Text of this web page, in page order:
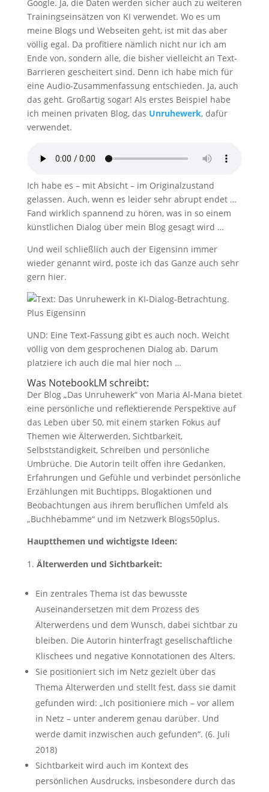
Google. Ja, die Daten werden sicher auch zu weiteren
Trainingseinsätzen von KI verwendet. Wo es um
meine Blogs und Webseiten geht, ist mit das aber
völlig egal. Da profitiere nämlich nicht nur ich am
Ende von, sondern alle, die bisher vielleicht an Text-
Barrieren gescheitert sind. Denn ich habe mich für
eine Audio-Zusammenfassung entschieden. Ja, auch
das geht. Großartig sogar! Als erstes Beispiel habe
ich meinen privaten Blog, das Unruhewerk, dafür
verwendet.
Ich habe es – mit Absicht – im Originalzustand
gelassen. Auch, wenn es leider sehr abrupt endet …
Fand wirklich spannend zu hören, was in so einem
künstlichen Dialog über mein Blog gesagt wird …
Und weil schließlich auch der Eigensinn immer
wieder genannt wird, poste ich das Ganze auch sehr
gern hier.
UND: Eine Text-Fassung gibt es auch noch. Weicht
völlig von dem gesprochenen Dialog ab. Darum
platziere ich auch die mal hier noch …
Was NotebookLM schreibt:
Der Blog „Das Unruhewerk“ von Maria Al-Mana bietet
eine persönliche und reflektierende Perspektive auf
das Leben über 50, mit einem starken Fokus auf
Themen wie Älterwerden, Sichtbarkeit,
Selbstständigkeit, Schreiben und persönliche
Umbrüche. Die Autorin teilt offen ihre Gedanken,
Erfahrungen und Gefühle und verbindet persönliche
Erzählungen mit Buchtipps, Blogaktionen und
Beobachtungen aus ihrem beruflichen Umfeld als
„Buchhebamme“ und im Netzwerk Blogs50plus.
Hauptthemen und wichtigste Ideen:
Älterwerden und Sichtbarkeit:
Ein zentrales Thema ist das bewusste
Auseinandersetzen mit dem Prozess des
Älterwerdens und dem Wunsch, dabei sichtbar zu
bleiben. Die Autorin hinterfragt gesellschaftliche
Klischees und negative Konnotationen des Alters.
Sie positioniert sich im Netz gezielt über das
Thema Älterwerden und stellt fest, dass sie damit
gefunden wird: „Ich positioniere mich – vor allem
in Netz – unter anderem genau darüber. Und
werde damit inzwischen auch gefunden“. (6. Juli
2018)
Sichtbarkeit wird auch im Kontext des
persönlichen Ausdrucks, insbesondere durch das